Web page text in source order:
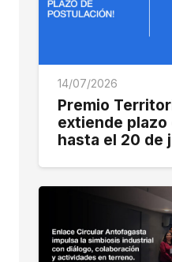
14/07/2026
Premio
extiende
hasta el 20 de